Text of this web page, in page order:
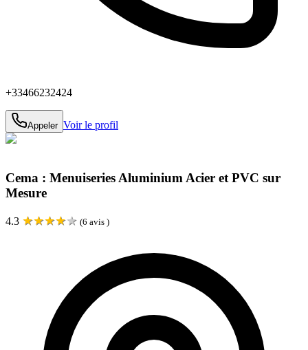
+33466232424
Appeler Voir le profil
Cema : Menuiseries Aluminium Acier et PVC sur
Mesure
4.3 ★★★★★ (6 avis )